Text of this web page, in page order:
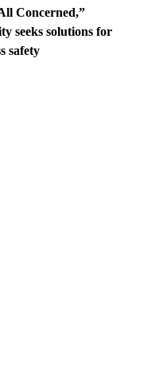
Concerned,”
seeks solutions for
safety